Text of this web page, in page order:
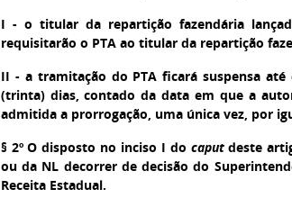
I - o titular da repartição fazendária
requisitarão o PTA ao titular da repartição
II - a tramitação do PTA ficará suspensa
(trinta) dias, contado da data em que a
admitida a prorrogação, uma única vez, por
§ 2º O disposto no inciso I do caputdeste
ou da NL decorrer de decisão do
Receita Estadual.